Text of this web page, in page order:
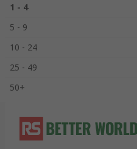
1 - 4
5 - 9
10 - 24
25 - 49
50+